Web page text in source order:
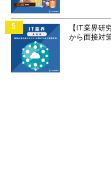
5
【IT業界研
から面接対